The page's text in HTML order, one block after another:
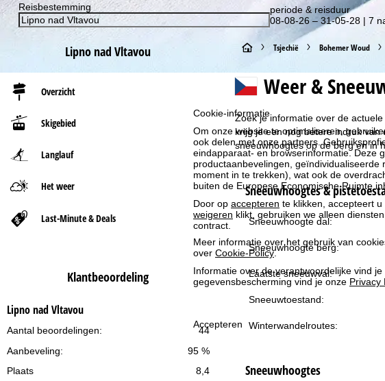
Cookie-informatie
Om onze website te optimaliseren,
ook delen met onze partners.
eindapparaat- en browserinformatie. Deze
productaanbevelingen,
moment in te trekken), wat ook de
buiten de Europese Economische Ruimte
Door op accepteren te klikken, accepteert
weigeren klikt, gebruiken we alleen
contract.
Meer informatie over het gebruik van
over Cookie-Policy.
Informatie over de verantwoordelijke vind je
gegevensbescherming vind je onze Privacy
Accepteren
Reisbestemming
periode & reisduur
08-08-26 – 31-05-28 | 7
Lipno nad Vltavou
Overzicht
Skigebied
Langlauf
Het weer
Last-Minute & Deals
Klantbeoordeling
Lipno nad Vltavou
44
Aantal beoordelingen:
95 %
Aanbeveling:
Plaats
8,4
S
t
r
t
p
a
g
i
n
a
Tsjechië Bohemer Woud
Weer &
Zoek je informatie over de
krijg je een nog betere indruk
sneeuwhoogtes op de berg en in
Sneeuwhoogtes &
Sneeuwhoogte dal:
Sneeuwhoogte berg:
Laatste sneeuwval:
Sneeuwtoestand:
Winterwandelroutes:
Sneeuwhoogtes